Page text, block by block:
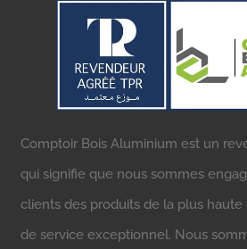
Comptoir Bois Aluminium est un
qui signifie que nous sommes
clients des produits de la plus
de service exceptionnel. Nous